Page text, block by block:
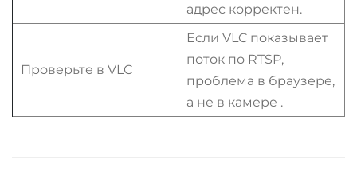
адрес корректен.
Проверьте в VLC
Если VLC показывает
поток по RTSP,
проблема в браузере,
а не в камере .